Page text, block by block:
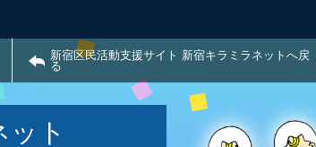
新宿区民活動支援サイト 新宿キラミラネットへ戻
る
ト